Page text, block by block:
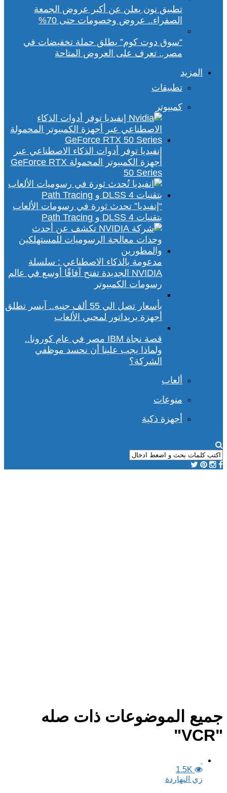
تطبيق نون يعلن عن أكبر عروض الجمعة
الصفراء.. عروض وخصومات حتى 70%
“سوق دوت كوم” يطلق حملة تخفيضات في
مصر.. تعرف على العروض المتاحة
المزيد
تطبيقات
كمبيوتر
إنفيديا توفر أدوات الذكاء الاصطناعي عبر
أجهزة الكمبيوتر المحمولة GeForce RTX
50 Series
“إنفيديا” تحدث ثورة في رسومات الألعاب
بتقنيات DLSS 4 و Path Tracing
مدعومة بالذكاء الاصطناعي : سلسلة
NVIDIA الجديدة تفتح آفاقًا أوسع في عالم
رسومات الكمبيوتر
بأسعار تصل الي 55 ألف جنيه.. آيسر تطلق
أجهزة بريداتور لمحبي الألعاب
قصة نجاة IBM مصر في عام كورونا..
ولماذا يجب علينا أن نحسد موظفي
الشركة؟
ألعاب
منوعات
أجهزة ذكية
جميع الموضوعات ذات صله
"VCR"
1.5K
زي النهاردة